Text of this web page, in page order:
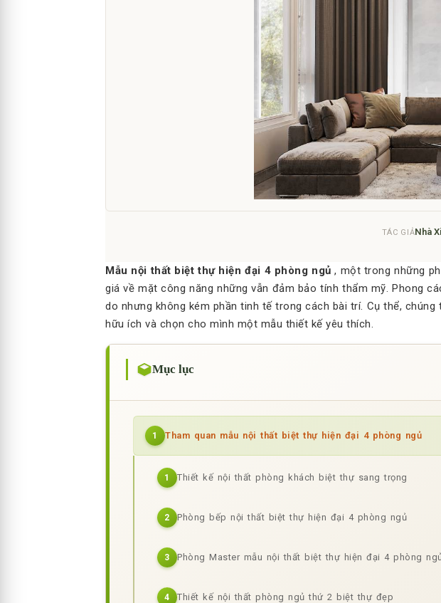
TÁC GIẢNhà
Mẫu nội thất biệt thự hiện đại 4 phòng ngủ , một trong những
giá về mặt công năng những vẫn đảm bảo tính thẩm mỹ. Phong
do nhưng không kém phần tinh tế trong cách bài trí. Cụ thể,
hữu ích và chọn cho mình một mẫu thiết kế yêu thích.
Mục lục
1 Tham quan mẫu nội thất biệt thự hiện đại 4 phòng ngủ
1 Thiết kế nội thất phòng khách biệt thự sang trọng
2 Phòng bếp nội thất biệt thự hiện đại 4 phòng ngủ
3 Phòng Master mẫu nội thất biệt thự hiện đại 4 phòng
4 Thiết kế nội thất phòng ngủ thứ 2 biệt thự đẹp